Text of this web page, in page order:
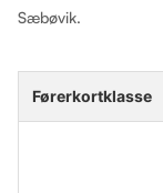
Sæbøvik.
Førerkortklasse